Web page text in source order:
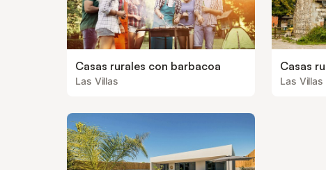
Casas rurales con barbacoa
Las Villas
Casas
Las Villas